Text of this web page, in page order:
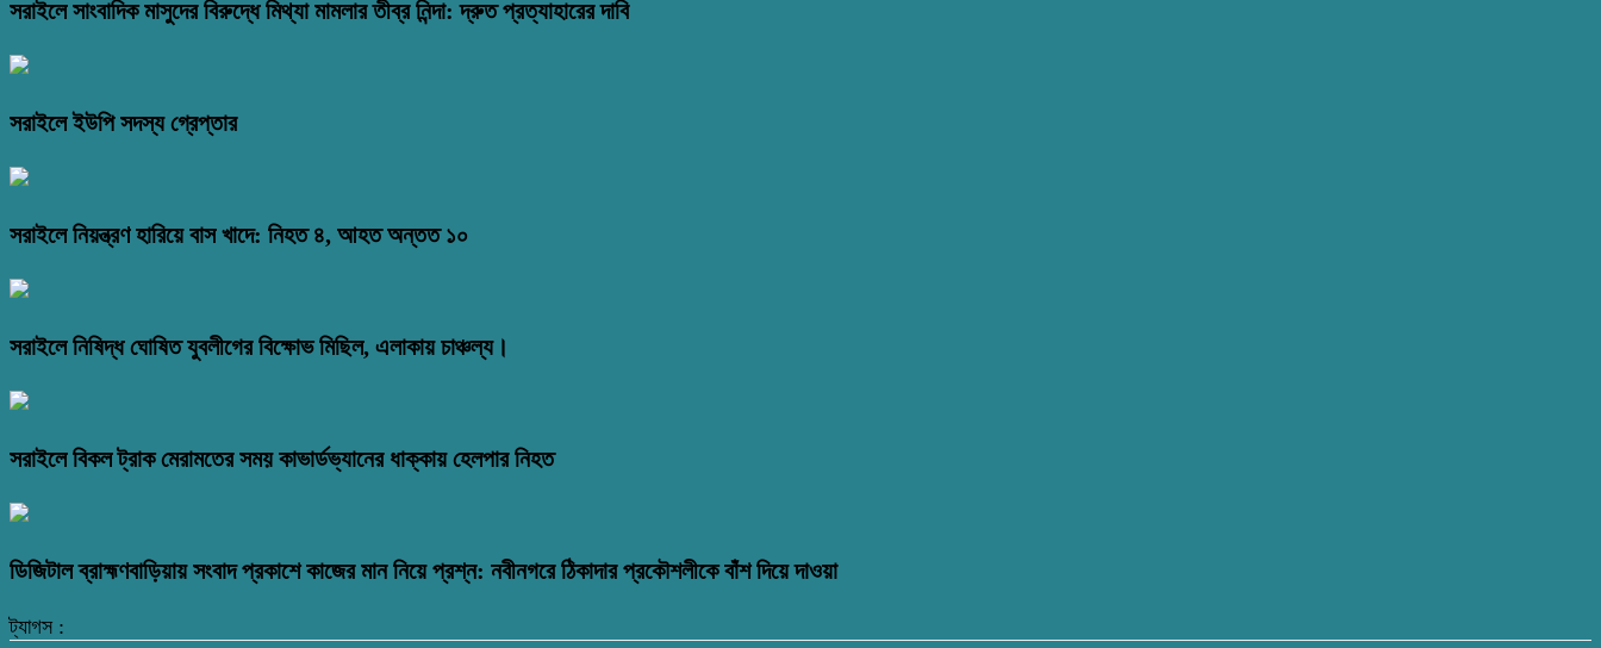
সরাইলে সাংবাদিক মাসুদের বিরুদ্ধে মিথ্যা মামলার তীব্র নিন্দা: দ্রুত প্রত্যাহারের দাবি
সরাইলে ইউপি সদস্য গ্রেপ্তার
সরাইলে নিয়ন্ত্রণ হারিয়ে বাস খাদে: নিহত ৪, আহত অন্তত ১০
সরাইলে নিষিদ্ধ ঘোষিত যুবলীগের বিক্ষোভ মিছিল, এলাকায় চাঞ্চল্য।
সরাইলে বিকল ট্রাক মেরামতের সময় কাভার্ডভ্যানের ধাক্কায় হেলপার নিহত
ডিজিটাল ব্রাহ্মণবাড়িয়ায় সংবাদ প্রকাশে কাজের মান নিয়ে প্রশ্ন: নবীনগরে ঠিকাদার প্রকৌশলীকে বাঁশ দিয়ে দাওয়া
ট্যাগস :